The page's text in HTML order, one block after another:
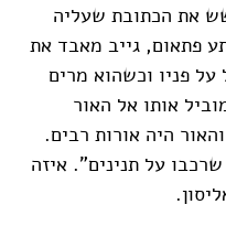
את הכתובת שעליה
פתאום, גייב מאבד את
על פניו וכשהוא מרים
אותו אל האור
היה אורות רבים.
על תנינים". איזה